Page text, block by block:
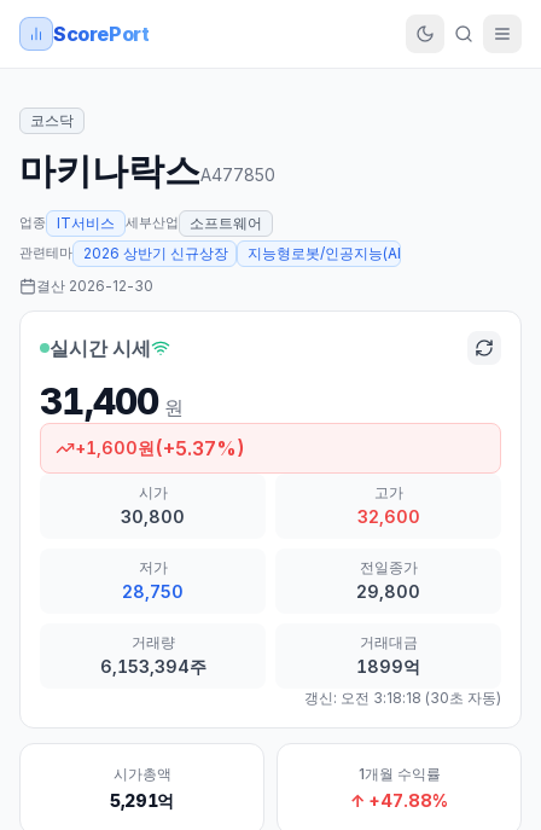
ScorePort
코스닥
마키나락스A477850
업종 IT서비스 세부산업 소프트웨어
관련테마 2026 상반기 신규상장
지능형로봇/인공지능(AI)
결산 2026-12-30
실시간 시세
31,400 원
+1,600원(+5.37%)
시가
30,800
고가
32,600
저가
28,750
전일종가
29,800
거래량
6,153,394주
거래대금
1899억
갱신: 오전 3:18:18 (30초 자동)
시가총액
5,291억
1개월 수익률
↑ +47.88%